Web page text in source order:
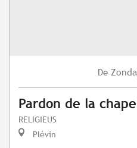
De
Pardon de la
RELIGIEUS
Plévin